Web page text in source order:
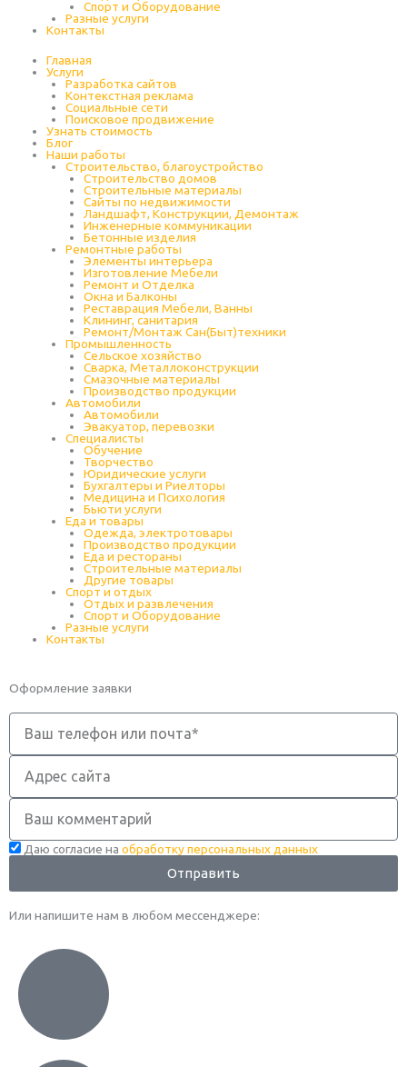
Спорт и Оборудование
Разные услуги
Контакты
Главная
Услуги
Разработка сайтов
Контекстная реклама
Социальные сети
Поисковое продвижение
Узнать стоимость
Блог
Наши работы
Строительство, благоустройство
Строительство домов
Строительные материалы
Сайты по недвижимости
Ландшафт, Конструкции, Демонтаж
Инженерные коммуникации
Бетонные изделия
Ремонтные работы
Элементы интерьера
Изготовление Мебели
Ремонт и Отделка
Окна и Балконы
Реставрация Мебели, Ванны
Клининг, санитария
Ремонт/Монтаж Сан(Быт)техники
Промышленность
Cельское хозяйство
Сварка, Металлоконструкции
Cмазочные материалы
Производство продукции
Автомобили
Автомобили
Эвакуатор, перевозки
Специалисты
Обучение
Творчество
Юридические услуги
Бухгалтеры и Риелторы
Медицина и Психология
Бьюти услуги
Еда и товары
Одежда, электротовары
Производство продукции
Еда и рестораны
Строительные материалы
Другие товары
Спорт и отдых
Отдых и развлечения
Спорт и Оборудование
Разные услуги
Контакты
Оформление заявки
Телефон
Адрес
сайта
Комментарий
Даю согласие на обработку персональных данных
Отправить
Или напишите нам в любом месcенджере: